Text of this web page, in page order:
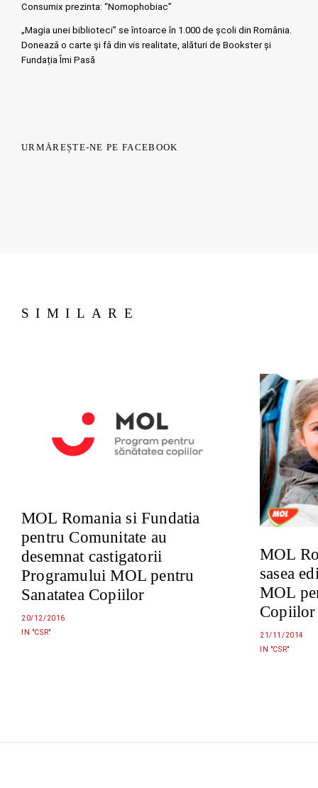
Consumix prezinta: “Nomophobiac”
„Magia unei biblioteci” se întoarce în 1.000 de școli din România.
Doneazǎ o carte şi fǎ din vis realitate, alături de Bookster și
Fundația Îmi Pasă
URMĂREȘTE-NE PE FACEBOOK
SIMILARE
MOL Romania si Fundatia
pentru Comunitate au
desemnat castigatorii
Programului MOL pentru
Sanatatea Copiilor
20/12/2016
IN "CSR"
MOL
sasea
MOL
Copiilor
21/11/2014
IN "CSR"